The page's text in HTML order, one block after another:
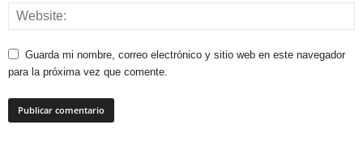
Guarda mi nombre, correo electrónico y sitio web en este navegador
para la próxima vez que comente.